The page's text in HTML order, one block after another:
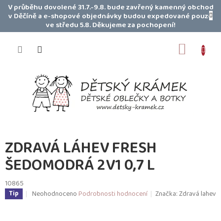
PřejítV průběhu dovolené 31.7.-9.8. bude zavřený kamenný obchod
v Děčíně a e-shopové objednávky budou expedované pouze
ve středu 5.8. Děkujeme za pochopení!
ZDRAVÁ LÁHEV FRESH
ŠEDOMODRÁ 2V1 0,7 L
10865
Tip
Průměrné
NeohodnocenoPodrobnosti hodnocení Značka:Zdravá lahev